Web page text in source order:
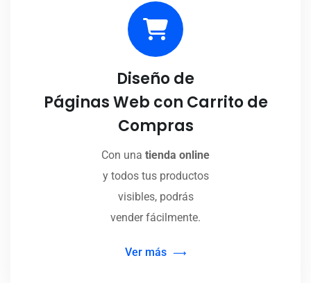
Diseño de
Páginas Web con Carrito de
Compras
Con una tienda online
y todos tus productos
visibles, podrás
vender fácilmente.
Ver más